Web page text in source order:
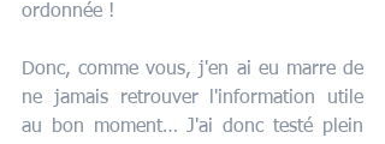
ordonnée !
Donc, comme vous, j'en ai eu marre de
ne jamais retrouver l'information utile
au bon moment… J'ai donc testé plein